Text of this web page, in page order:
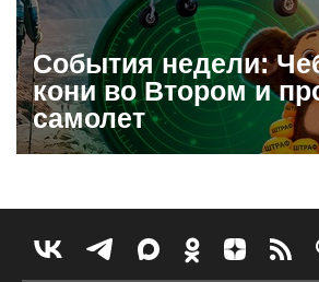
События недели:
кони во Втором и
самолет